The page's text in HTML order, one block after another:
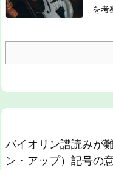
を考
バイオリン譜読みが
ン・アップ）記号の